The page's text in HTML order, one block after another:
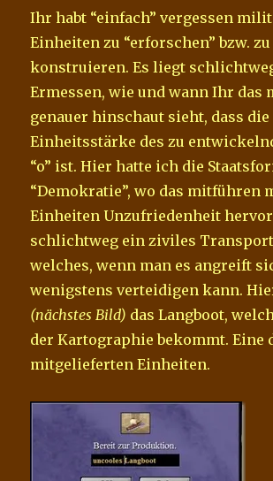
Ihr habt “einfach” vergessen
Einheiten zu “erforschen” bzw. zu
konstruieren. Es liegt
Ermessen, wie und wann Ihr das
genauer hinschaut sieht, dass die
Einheitsstärke des zu
“o” ist. Hier hatte ich die
“Demokratie”, wo das mitführen
Einheiten Unzufriedenheit
schlichtweg ein ziviles
welches, wenn man es angreift
wenigstens verteidigen kann.
(nächstes Bild) das Langboot,
der Kartographie bekommt. Eine
mitgelieferten Einheiten.